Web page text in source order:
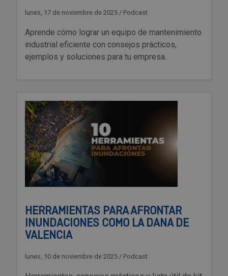
lunes, 17 de noviembre de 2025 / Podcast
Aprende cómo lograr un equipo de mantenimiento
industrial eficiente con consejos prácticos,
ejemplos y soluciones para tu empresa.
HERRAMIENTAS PARA AFRONTAR
INUNDACIONES COMO LA DANA DE
VALENCIA
lunes, 10 de noviembre de 2025 / Podcast